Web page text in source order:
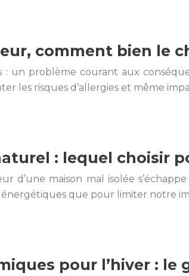
comment bien le
: un problème courant aux
les risques d’allergies et même
: lequel choisir
d’une maison mal isolée
que pour limiter notre
pour l’hiver : le